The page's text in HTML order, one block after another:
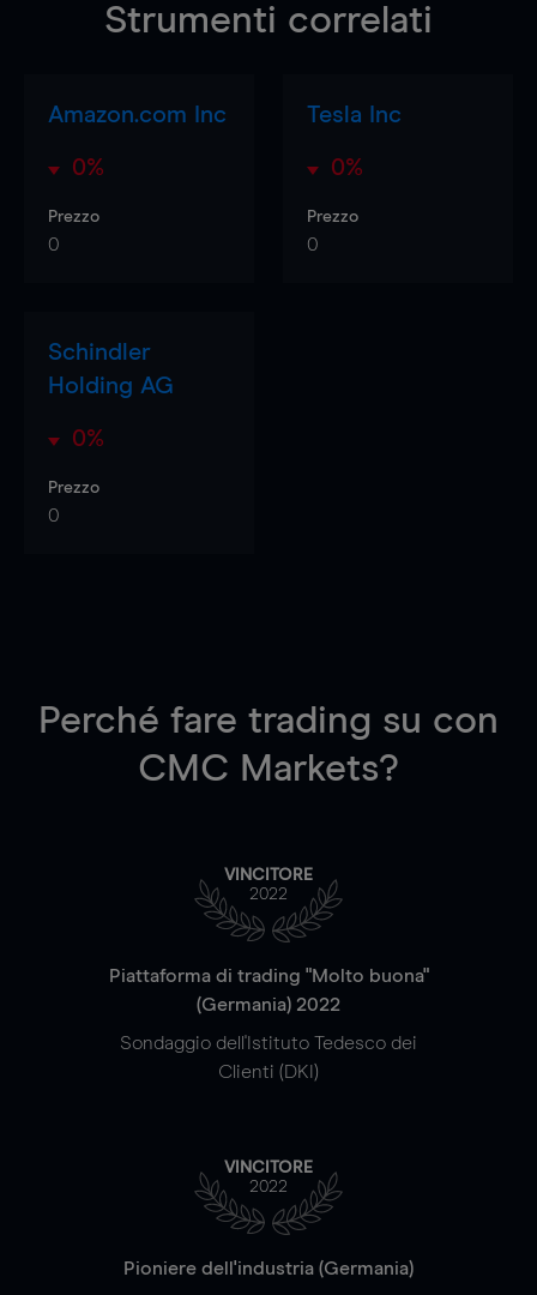
Strumenti correlati
Amazon.com Inc
0%
Prezzo
0
Tesla Inc
0%
Prezzo
0
Schindler
Holding AG
0%
Prezzo
0
Perché fare trading su con
CMC Markets?
VINCITORE
2022
Piattaforma di trading "Molto buona"
(Germania) 2022
Sondaggio dell'Istituto Tedesco dei
Clienti (DKI)
VINCITORE
2022
Pioniere dell'industria (Germania)